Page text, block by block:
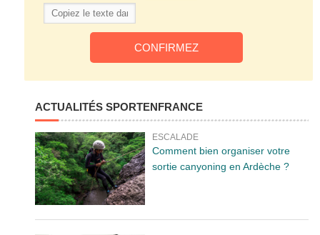
ACTUALITÉS SPORTENFRANCE
ESCALADE
Comment bien organiser votre
sortie canyoning en Ardèche ?